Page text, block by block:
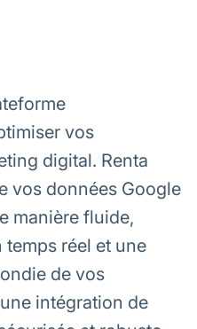
vos
digital. Renta
vos données Google
manière fluide,
réel et une
de vos
intégration de